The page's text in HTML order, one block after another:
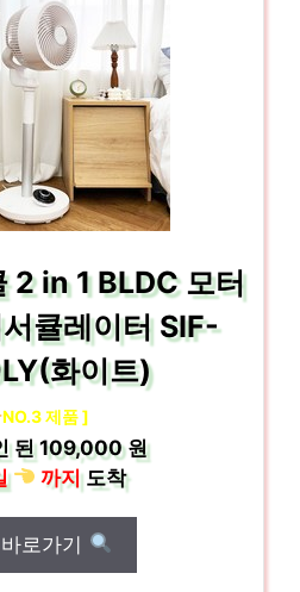
2 in 1 BLDC 모터
큘레이터 SIF-
화이트)
NO.3 제품 ]
된109,000 원
까지도착
로가기